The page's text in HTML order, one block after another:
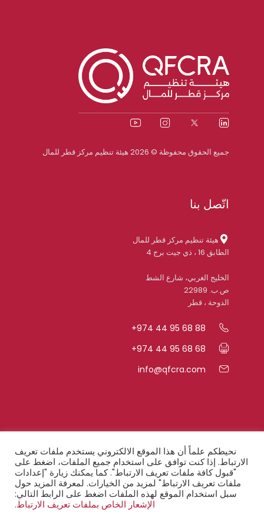
جميع الحقوق محفوظة © 2026 هيئة تنظيم مركز قطر للمال
اتّصل بنا
هيئة تنظيم مركز قطر للمال
الطابق 16 ، ذي جيت برج 4
الخليج الغربي، شارع الشط
ص.ب. 22989
الدوحة ، قطر
+974 44 95 68 88
+974 44 95 68 68
info@qfcra.com
روابط سريعة
الأسئلة المتكرّرة
أحكام السريّة
نحيطكم علماً أن هذا الموقع الالكتروني يستخدم ملفات تعريف
الارتباط. إذا كنت توافق على استخدام جميع الملفات، اضغط على
"قبول كافة ملفات تعريف الارتباط". كما يمكنك زيارة "إعدادات
ملفات تعريف الارتباط" لمزيد من الخيارات. لمعرفة المزيد حول
سبل استخدام الموقع لهذه الملفات اضغط على الرابط التالي:
الإشعار الخاص بملفات تعريف الارتباط.